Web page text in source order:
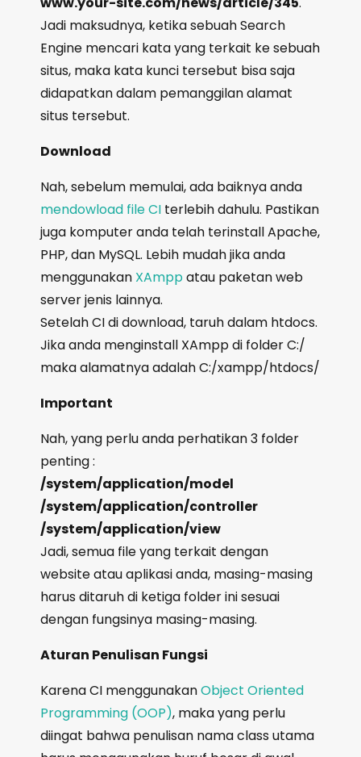
Jadi maksudnya, ketika sebuah Search
Engine mencari kata yang terkait ke sebuah
situs, maka kata kunci tersebut bisa saja
didapatkan dalam pemanggilan alamat
situs tersebut.
Download
Nah, sebelum memulai, ada baiknya anda
mendowload file CI terlebih dahulu. Pastikan
juga komputer anda telah terinstall Apache,
PHP, dan MySQL. Lebih mudah jika anda
menggunakan XAmppatau paketan web
server jenis lainnya.
Setelah CI di download, taruh dalam htdocs.
Jika anda menginstall XAmpp di folder C:/
maka alamatnya adalah C:/xampp/htdocs/
Important
Nah, yang perlu anda perhatikan 3 folder
penting :
/system/application/model
/system/application/controller
/system/application/view
Jadi, semua file yang terkait dengan
website atau aplikasi anda, masing-masing
harus ditaruh di ketiga folder ini sesuai
dengan fungsinya masing-masing.
Aturan Penulisan Fungsi
Karena CI menggunakanObject Oriented
Programming (OOP), maka yang perlu
diingat bahwa penulisan nama class utama